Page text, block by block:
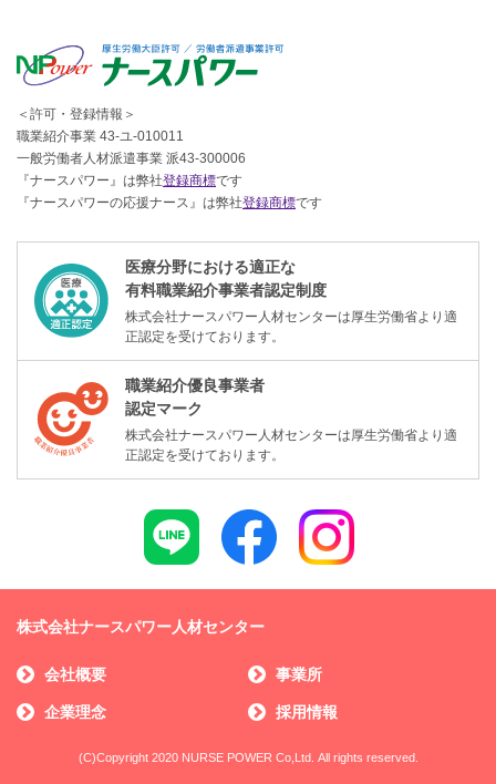
＜許可・登録情報＞
職業紹介事業 43-ユ-010011
一般労働者人材派遣事業 派43-300006
『ナースパワー』は弊社登録商標です
『ナースパワーの応援ナース』は弊社登録商標です
医療分野における適正な
有料職業紹介事業者認定制度
株式会社ナースパワー人材センターは厚生労働省より適
正認定を受けております。
職業紹介優良事業者
認定マーク
株式会社ナースパワー人材センターは厚生労働省より適
正認定を受けております。
株式会社ナースパワー人材センター
会社概要 事業所
企業理念 採用情報
(C)Copyright 2020 NURSE POWER Co,Ltd. All rights reserved.